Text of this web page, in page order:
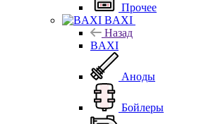
Прочее
BAXI
Назад
BAXI
Аноды
Бойлеры